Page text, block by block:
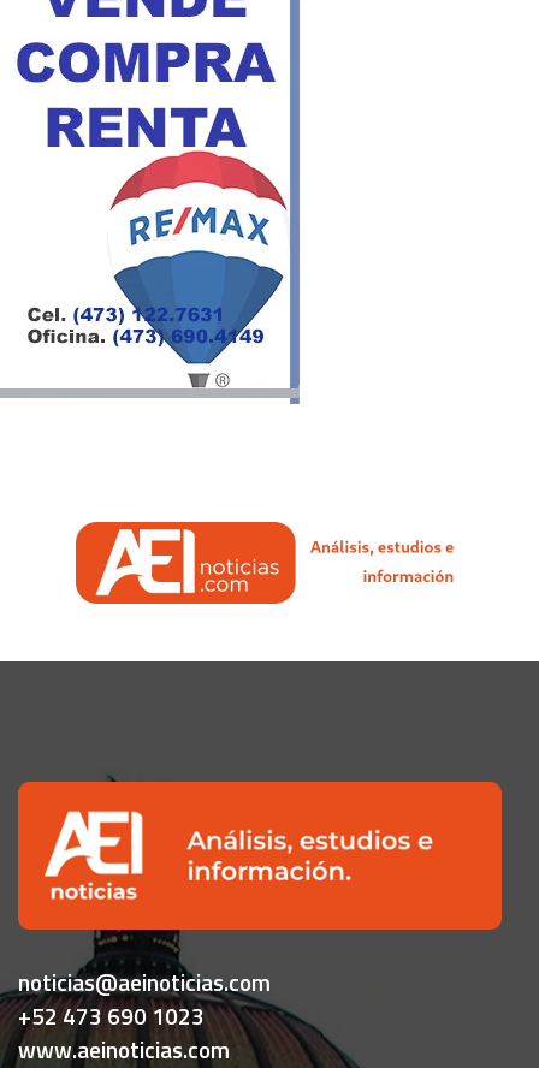
noticias@aeinoticias.com
+52 473 690 1023
www.aeinoticias.com